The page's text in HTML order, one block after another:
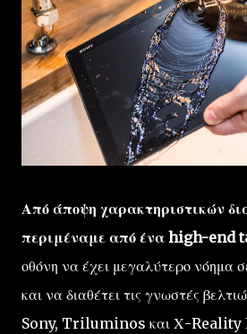
Από άποψη χαρακτηριστικών
περιμέναμε από ένα high-end
οθόνη να έχει μεγαλύτερο νόημα
και να διαθέτει τις γνωστές
Sony, Triluminos και Χ-Reality